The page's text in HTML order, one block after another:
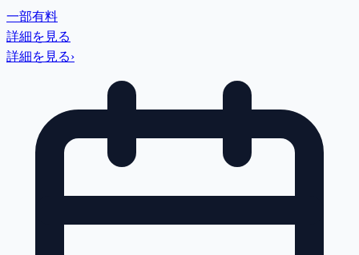
一部有料
詳細を見る
詳細を見る›